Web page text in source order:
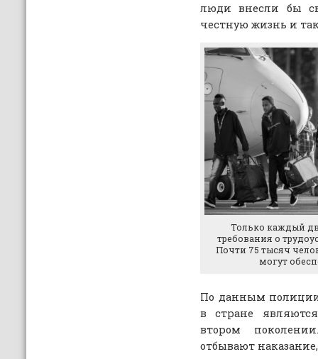
люди внесли бы
честную жизнь и
Только каждый
требования о
Почти 75 тысяч
могут
По данным
в стране
втором
отбывают